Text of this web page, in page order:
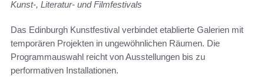
Kunst-, Literatur- und Filmfestivals
Das Edinburgh Kunstfestival verbindet etablierte Galerien mit
temporären Projekten in ungewöhnlichen Räumen. Die
Programmauswahl reicht von Ausstellungen bis zu
performativen Installationen.